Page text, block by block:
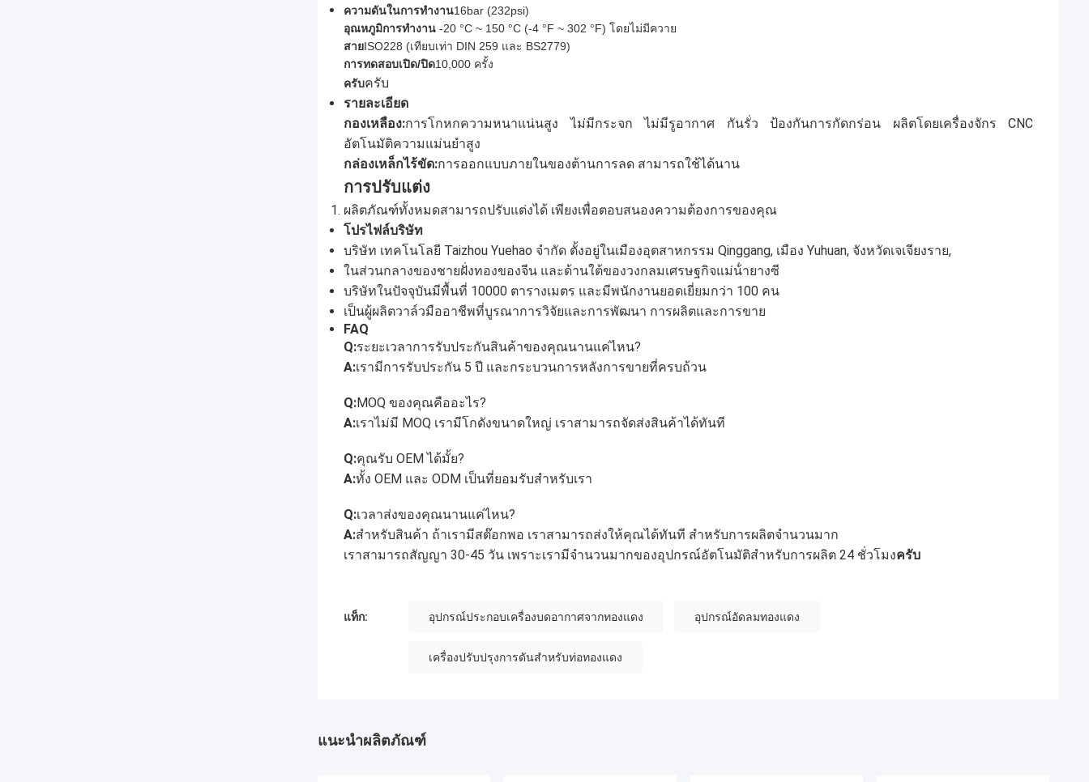
ความดันในการทํางาน16bar (232psi)
อุณหภูมิการทํางาน -20 °C ~ 150 °C (-4 °F ~ 302 °F) โดยไม่มีควาย
สายISO228 (เทียบเท่า DIN 259 และ BS2779)
การทดสอบเปิด/ปิด10,000 ครั้ง
ครับครับ
รายละเอียด
กองเหลือง:การโกหกความหนาแน่นสูง ไม่มีกระจก ไม่มีรูอากาศ กันรั่ว ป้องกันการกัดกร่อน ผลิตโดยเครื่องจักร CNC
อัตโนมัติความแม่นยําสูง
กล่องเหล็กไร้ขัด:การออกแบบภายในของต้านการลด สามารถใช้ได้นาน
การปรับแต่ง
ผลิตภัณฑ์ทั้งหมดสามารถปรับแต่งได้ เพียงเพื่อตอบสนองความต้องการของคุณ
โปรไฟล์บริษัท
บริษัท เทคโนโลยี Taizhou Yuehao จํากัด ตั้งอยู่ในเมืองอุตสาหกรรม Qinggang, เมือง Yuhuan, จังหวัดเจเจียงราย,
ในส่วนกลางของชายฝั่งทองของจีน และด้านใต้ของวงกลมเศรษฐกิจแม่น้ํายางซี
บริษัทในปัจจุบันมีพื้นที่ 10000 ตารางเมตร และมีพนักงานยอดเยี่ยมกว่า 100 คน
เป็นผู้ผลิตวาล์วมืออาชีพที่บูรณาการวิจัยและการพัฒนา การผลิตและการขาย
FAQ
Q:ระยะเวลาการรับประกันสินค้าของคุณนานแค่ไหน?
A:เรามีการรับประกัน 5 ปี และกระบวนการหลังการขายที่ครบถ้วน
Q:MOQ ของคุณคืออะไร?
A:เราไม่มี MOQ เรามีโกดังขนาดใหญ่ เราสามารถจัดส่งสินค้าได้ทันที
Q:คุณรับ OEM ได้มั้ย?
A:ทั้ง OEM และ ODM เป็นที่ยอมรับสําหรับเรา
Q:เวลาส่งของคุณนานแค่ไหน?
A:สําหรับสินค้า ถ้าเรามีสต๊อกพอ เราสามารถส่งให้คุณได้ทันที สําหรับการผลิตจํานวนมาก
เราสามารถสัญญา 30-45 วัน เพราะเรามีจํานวนมากของอุปกรณ์อัตโนมัติสําหรับการผลิต 24 ชั่วโมงครับ
แท็ก: อุปกรณ์ประกอบเครื่องบดอากาศจากทองแดง อุปกรณ์อัดลมทองแดง
เครื่องปรับปรุงการดันสําหรับท่อทองแดง
แนะนำผลิตภัณฑ์